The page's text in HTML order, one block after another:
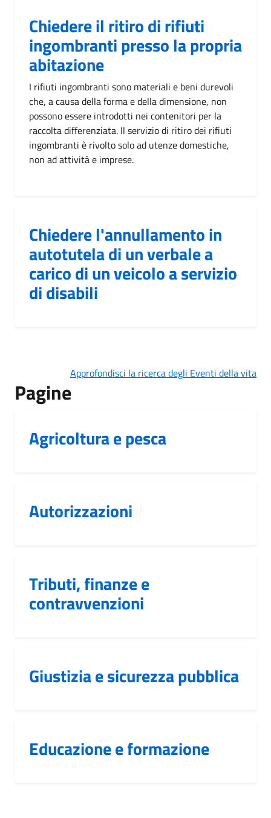
Chiedere il ritiro di rifiuti
ingombranti presso la propria
abitazione
I rifiuti ingombranti sono materiali e beni durevoli
che, a causa della forma e della dimensione, non
possono essere introdotti nei contenitori per la
raccolta differenziata. Il servizio di ritiro dei rifiuti
ingombranti è rivolto solo ad utenze domestiche,
non ad attività e imprese.
Chiedere l'annullamento in
autotutela di un verbale a
carico di un veicolo a servizio
di disabili
Approfondisci la ricerca degli Eventi della vita
Pagine
Agricoltura e pesca
Autorizzazioni
Tributi, finanze e
contravvenzioni
Giustizia e sicurezza pubblica
Educazione e formazione